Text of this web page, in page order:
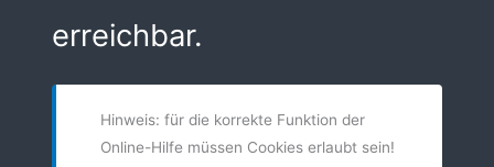
erreichbar.
Hinweis: für die korrekte Funktion der
Online-Hilfe müssen Cookies erlaubt sein!